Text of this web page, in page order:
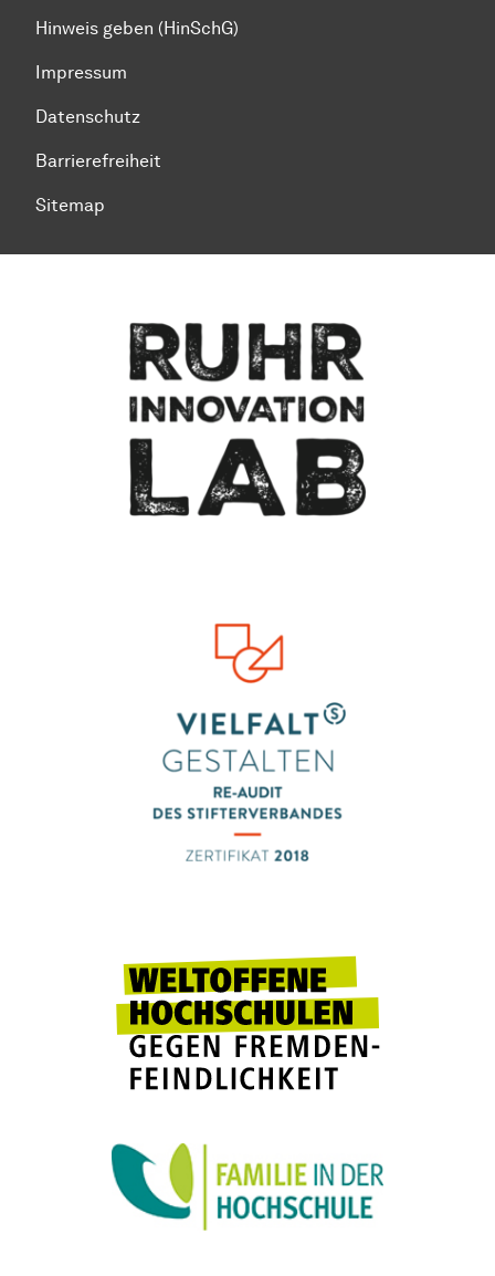
Hinweis geben (HinSchG)
Impressum
Datenschutz
Barrierefreiheit
Sitemap